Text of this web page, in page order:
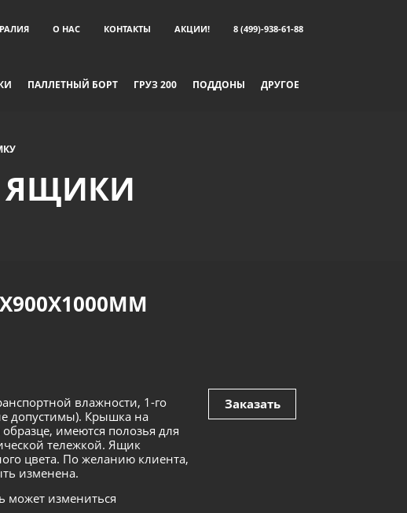
О НАС КОНТАКТЫ АКЦИИ! 8 (499)-938-61-88
ПАЛЛЕТНЫЙ БОРТ ГРУЗ 200 ПОДДОНЫ ДРУГОЕ
ЯЩИКИ
влажности, 1-го
допустимы). Крышка на
имеются полозья для
тележкой. Ящик
цвета. По желанию клиента,
изменена.
может измениться
Заказать